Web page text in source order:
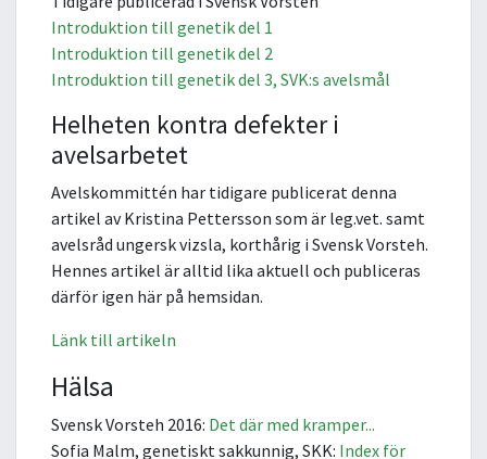
Introduktion till genetik del 1
Introduktion till genetik del 2
Introduktion till genetik del 3, SVK:s avelsmål
Helheten kontra defekter i
avelsarbetet
Avelskommittén har tidigare publicerat denna
artikel av Kristina Pettersson som är leg.vet. samt
avelsråd ungersk vizsla, korthårig i Svensk Vorsteh.
Hennes artikel är alltid lika aktuell och publiceras
därför igen här på hemsidan.
Länk till artikeln
Hälsa
Svensk Vorsteh 2016: Det där med kramper...
Sofia Malm, genetiskt sakkunnig, SKK: Index för